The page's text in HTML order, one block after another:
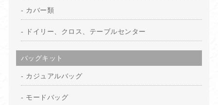
カバー類
ドイリー、クロス、テーブルセンター
バッグキット
カジュアルバッグ
モードバッグ